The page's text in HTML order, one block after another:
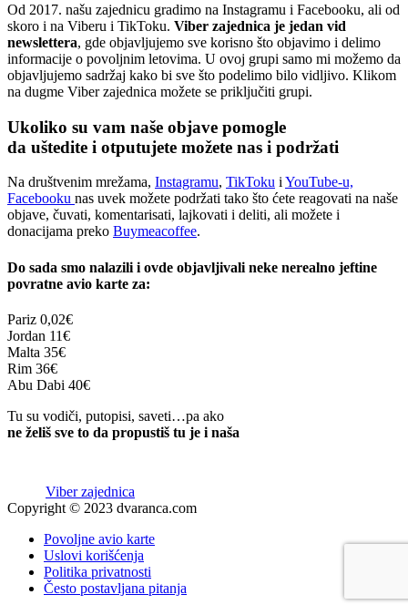
Od 2017. našu zajednicu gradimo na Instagramu i Facebooku, ali od
skoro i na Viberu i TikToku. Viber zajednica je jedan vid
newslettera, gde objavljujemo sve korisno što objavimo i delimo
informacije o povoljnim letovima. U ovoj grupi samo mi možemo da
objavljujemo sadržaj kako bi sve što podelimo bilo vidljivo. Klikom
na dugme Viber zajednica možete se priključiti grupi.
Ukoliko su vam naše objave pomogle
da uštedite i otputujete možete nas i podržati
Na društvenim mrežama, Instagramu, TikToku i YouTube-u,
Facebooku nas uvek možete podržati tako što ćete reagovati na naše
objave, čuvati, komentarisati, lajkovati i deliti, ali možete i
donacijama preko Buymeacoffee.
Do sada smo nalazili i ovde objavljivali neke nerealno jeftine
povratne avio karte za:
Pariz 0,02€
Jordan 11€
Malta 35€
Rim 36€
Abu Dabi 40€
Tu su vodiči, putopisi, saveti…pa ako
ne želiš sve to da propustiš tu je i naša
Viber zajednica
Copyright © 2023 dvaranca.com
Povoljne avio karte
Uslovi korišćenja
Politika privatnosti
Često postavljana pitanja